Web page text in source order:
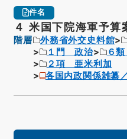
件名
４ 米国下院海軍予算
階層 外務省外交史料館
１門 政治
６
２項 亜米利加
各国内政関係雑纂